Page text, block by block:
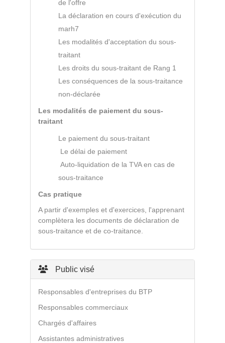
de l'offre
La déclaration en cours d'exécution du
marh7
Les modalités d'acceptation du sous-
traitant
Les droits du sous-traitant de Rang 1
Les conséquences de la sous-traitance
non-déclarée
Les modalités de paiement du sous-
traitant
Le paiement du sous-traitant
Le délai de paiement
Auto-liquidation de la TVA en cas de
sous-traitance
Cas pratique
A partir d'exemples et d'exercices, l'apprenant
complètera les documents de déclaration de
sous-traitance et de co-traitance.
Public visé
Responsables d'entreprises du BTP
Responsables commerciaux
Chargés d'affaires
Assistantes administratives